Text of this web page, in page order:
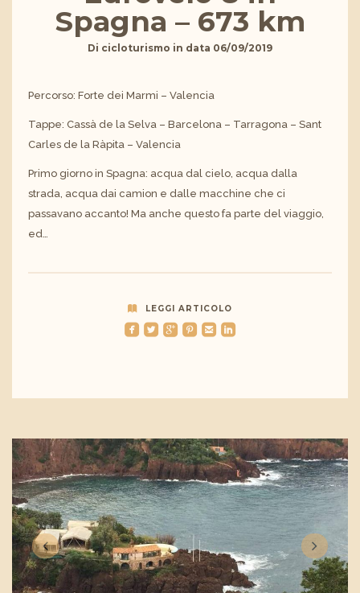
Spagna – 673 km
Di cicloturismo in data 06/09/2019
Percorso: Forte dei Marmi – Valencia
Tappe: Cassà de la Selva – Barcelona – Tarragona – Sant
Carles de la Ràpita – Valencia
Primo giorno in Spagna: acqua dal cielo, acqua dalla
strada, acqua dai camion e dalle macchine che ci
passavano accanto! Ma anche questo fa parte del viaggio,
ed…
LEGGI ARTICOLO
roundedfacebook roundedtwitterbird roundedgoogleplus roundedpinterest roundedemail roundedlinkedin